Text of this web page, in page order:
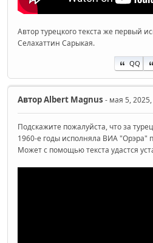
Автор турецкого текста же первый
Селахаттин Сарыкая.
QQ
АвторAlbert Magnus - мая 5,
Подскажите пожалуйста, что за
1960-е годы исполняла ВИА "Орэра"
Может с помощью текста удастся